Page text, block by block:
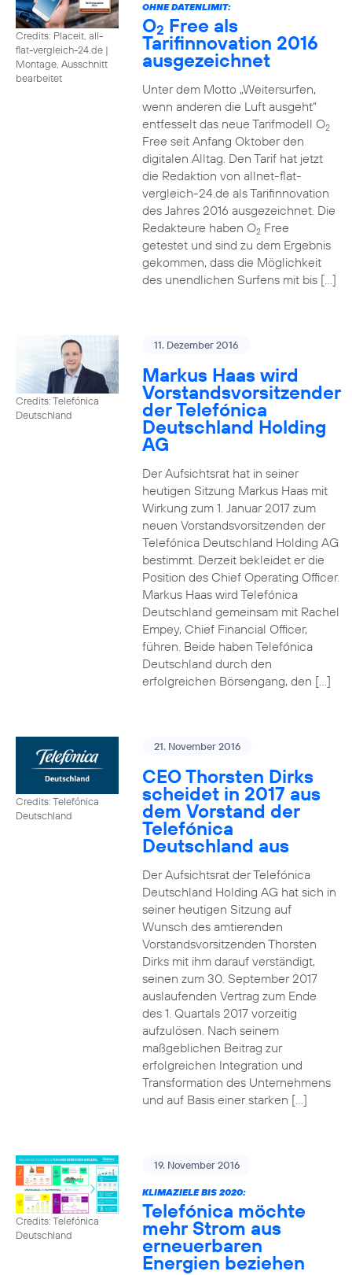
Credits: Placeit, all-
flat-vergleich-24.de |
Montage, Ausschnitt
bearbeitet
OHNE DATENLIMIT:
O2 Free als
Tarifinnovation 2016
ausgezeichnet
Unter dem Motto „Weitersurfen,
wenn anderen die Luft ausgeht“
entfesselt das neue Tarifmodell O2
Free seit Anfang Oktober den
digitalen Alltag. Den Tarif hat jetzt
die Redaktion von allnet-flat-
vergleich-24.de als Tarifinnovation
des Jahres 2016 ausgezeichnet. Die
Redakteure haben O2Free
getestet und sind zu dem Ergebnis
gekommen, dass die Möglichkeit
des unendlichen Surfens mit bis […]
Credits: Telefónica
Deutschland
11. Dezember 2016
Markus Haas wird
Vorstandsvorsitzender
der Telefónica
Deutschland Holding
AG
Der Aufsichtsrat hat in seiner
heutigen Sitzung Markus Haas mit
Wirkung zum 1. Januar 2017 zum
neuen Vorstandsvorsitzenden der
Telefónica Deutschland Holding AG
bestimmt. Derzeit bekleidet er die
Position des Chief Operating Officer.
Markus Haas wird Telefónica
Deutschland gemeinsam mit Rachel
Empey, Chief Financial Officer,
führen. Beide haben Telefónica
Deutschland durch den
erfolgreichen Börsengang, den […]
Credits: Telefónica
Deutschland
21. November 2016
CEO Thorsten Dirks
scheidet in 2017 aus
dem Vorstand der
Telefónica
Deutschland aus
Der Aufsichtsrat der Telefónica
Deutschland Holding AG hat sich in
seiner heutigen Sitzung auf
Wunsch des amtierenden
Vorstandsvorsitzenden Thorsten
Dirks mit ihm darauf verständigt,
seinen zum 30. September 2017
auslaufenden Vertrag zum Ende
des 1. Quartals 2017 vorzeitig
aufzulösen. Nach seinem
maßgeblichen Beitrag zur
erfolgreichen Integration und
Transformation des Unternehmens
und auf Basis einer starken […]
Credits: Telefónica
Deutschland
19. November 2016
KLIMAZIELE BIS 2020:
Telefónica möchte
mehr Strom aus
erneuerbaren
Energien beziehen